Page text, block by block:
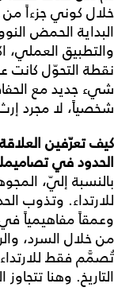
خلال كوني جزءاً
البداية الحمض
والتطبيق العملي،
نقطة التحوّل كانت
شيء جديد مع
شخصياً، لا مجرد
كيفتعرّفين العلاقة
الحدودفي
بالنسبة إليّ،
للارتداء. وتذوب
وعمقاً مفاهيمياً
من خلال السرد،
تُصمَّم فقط
التاريخ. وهنا